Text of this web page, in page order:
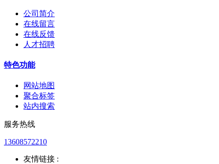
公司简介
在线留言
在线反馈
人才招聘
特色功能
网站地图
聚合标签
站内搜索
服务热线
13608572210
友情链接 :